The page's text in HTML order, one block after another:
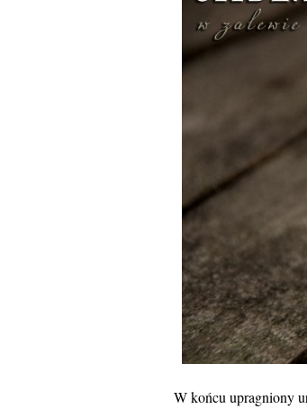
W końcu upragniony